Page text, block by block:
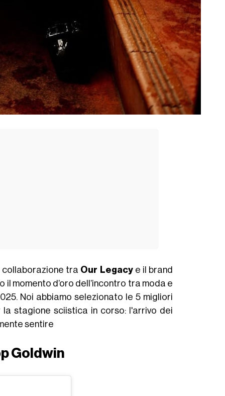
tra Our Legacye il brand
momento d’oro dell’incontro tra moda e
Noi abbiamo selezionato le 5 migliori
stagione sciistica in corso: l'arrivo dei
sentire
Goldwin